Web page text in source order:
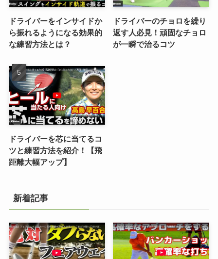
ドライバーをインサイドか
ら振れるようになる効果的
な練習方法とは？
ドライバーのチョロを繰り
返す人必見！頑固なチョロ
が一瞬で治るコツ
ドライバーを芯に当てるコ
ツと練習方法を紹介！【飛
距離大幅アップ】
新着記事